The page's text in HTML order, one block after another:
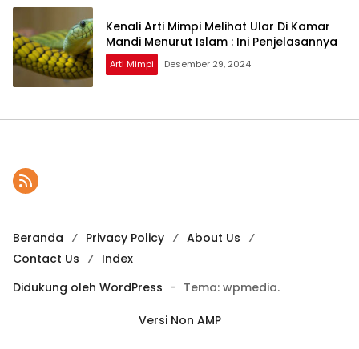
Kenali Arti Mimpi Melihat Ular Di Kamar
Mandi Menurut Islam : Ini Penjelasannya
Arti Mimpi Desember 29, 2024
Beranda Privacy Policy
About Us
Contact Us
Index
Didukung oleh WordPress - Tema: wpmedia.
Versi Non AMP